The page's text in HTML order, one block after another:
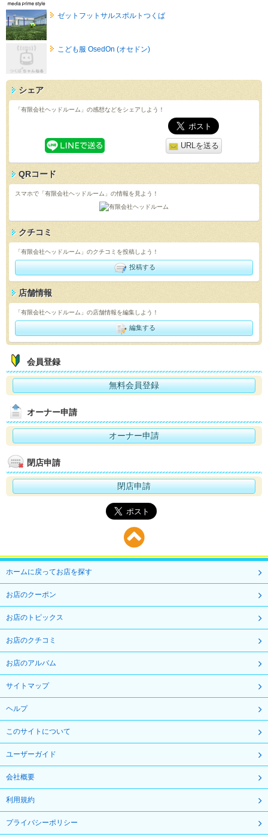
ゼットフットサルスポルトつくば
こども服 OsedOn (オセドン)
シェア
「有限会社ヘッドルーム」の感想などをシェアしよう！
URLを送る
QRコード
スマホで「有限会社ヘッドルーム」の情報を見よう！
クチコミ
「有限会社ヘッドルーム」のクチコミを投稿しよう！
投稿する
店舗情報
「有限会社ヘッドルーム」の店舗情報を編集しよう！
編集する
会員登録
無料会員登録
オーナー申請
オーナー申請
閉店申請
閉店申請
ホームに戻ってお店を探す
お店のクーポン
お店のトピックス
お店のクチコミ
お店のアルバム
サイトマップ
ヘルプ
このサイトについて
ユーザーガイド
会社概要
利用規約
プライバシーポリシー